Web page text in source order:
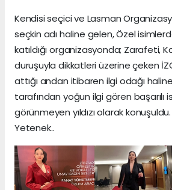
Kendisi seçici ve Lasman
seçkin adı haline gelen, Özel
katıldığı organizasyonda; Zarafeti,
duruşuyla dikkatleri üzerine çeken
attığı andan itibaren ilgi odağı haline
tarafından yoğun ilgi gören
görünmeyen yıldızı olarak
Yetenek..